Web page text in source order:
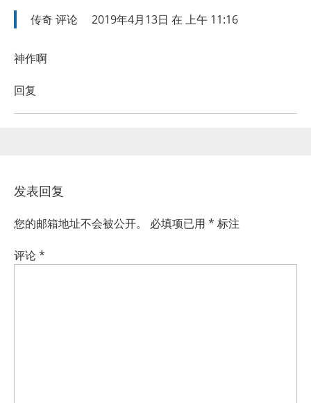
传奇评论 2019年4月13日 在 上午 11:16
神作啊
回复
发表回复
您的邮箱地址不会被公开。 必填项已用 * 标注
评论*